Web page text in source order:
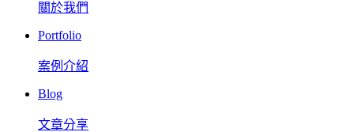
關於我們
Portfolio
案例介紹
Blog
文章分享